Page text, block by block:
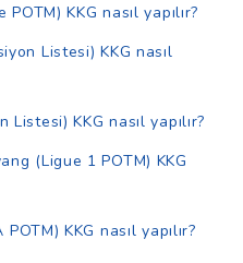
KKG nasıl yapılır?
Listesi) KKG nasıl
KKG nasıl yapılır?
(Ligue 1 POTM) KKG
KKG nasıl yapılır?